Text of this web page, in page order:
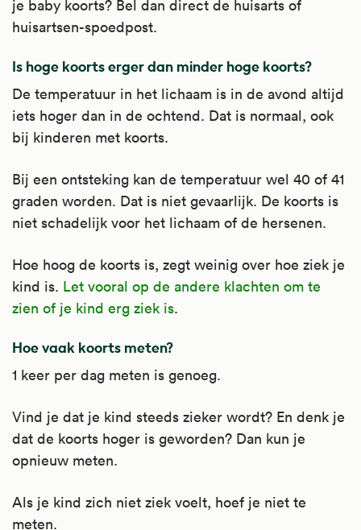
je baby koorts? Bel dan direct de huisarts of
huisartsen-spoedpost.
Is hoge koorts erger dan minder hoge koorts?
De temperatuur in het lichaam is in de avond altijd
iets hoger dan in de ochtend. Dat is normaal, ook
bij kinderen met koorts.
Bij een ontsteking kan de temperatuur wel 40 of 41
graden worden. Dat is niet gevaarlijk. De koorts is
niet schadelijk voor het lichaam of de hersenen.
Hoe hoog de koorts is, zegt weinig over hoe ziek je
kind is. Let vooral op de andere klachten om te
zien of je kind erg ziek is.
Hoe vaak koorts meten?
1 keer per dag meten is genoeg.
Vind je dat je kind steeds zieker wordt? En denk je
dat de koorts hoger is geworden? Dan kun je
opnieuw meten.
Als je kind zich niet ziek voelt, hoef je niet te
meten.